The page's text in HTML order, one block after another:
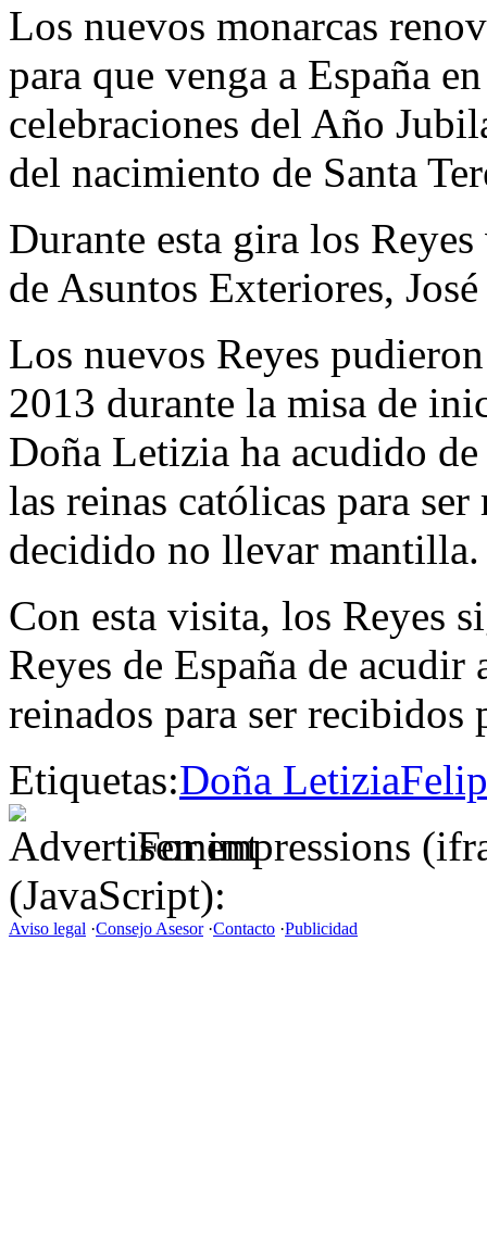
Los nuevos monarcas
para que venga a España
celebraciones del Año
del nacimiento de Santa
Durante esta gira los
de Asuntos Exteriores,
Los nuevos Reyes
2013 durante la misa de
Doña Letizia ha acudido
las reinas católicas para
decidido no llevar mantilla.
Con esta visita, los Reyes
Reyes de España de
reinados para ser recibidos
Etiquetas:Doña Letizia
For impressions
(JavaScript):
Aviso legal ·Consejo Asesor·Contacto ·Publicidad